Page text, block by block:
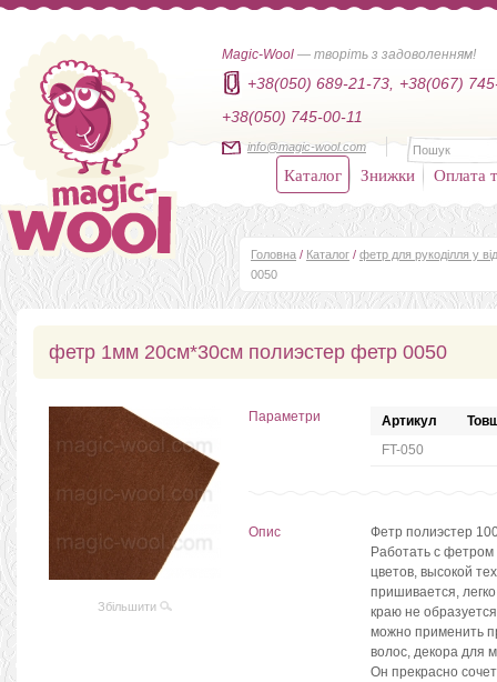
Magic-Wool — творіть з задоволенням!
+38(050) 689-21-73,
+38(067)
+38(050) 745-00-11
info@magic-wool.com
Каталог Знижки Оплата
Головна / Каталог / фетр для рукоділля у
0050
фетр 1мм 20см*30см полиэстер фетр 0050
Збільшити
Параметри Артикул
FT-050
Опис
Фетр полиэстер
Работать с фетром
цветов, высокой
пришивается,
краю не
можно применить
волос, декора для
Он прекрасно